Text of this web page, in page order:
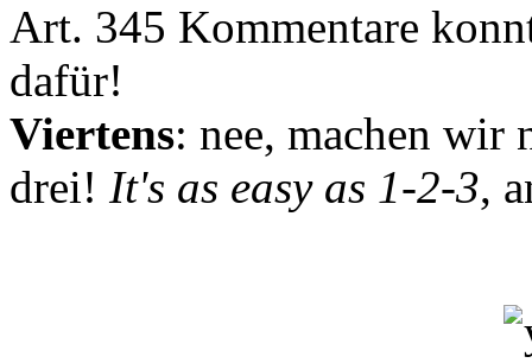
Art. 345 Kommentare
dafür!
Viertens: nee, machen wir
drei! It's as easy as 1-2-3,